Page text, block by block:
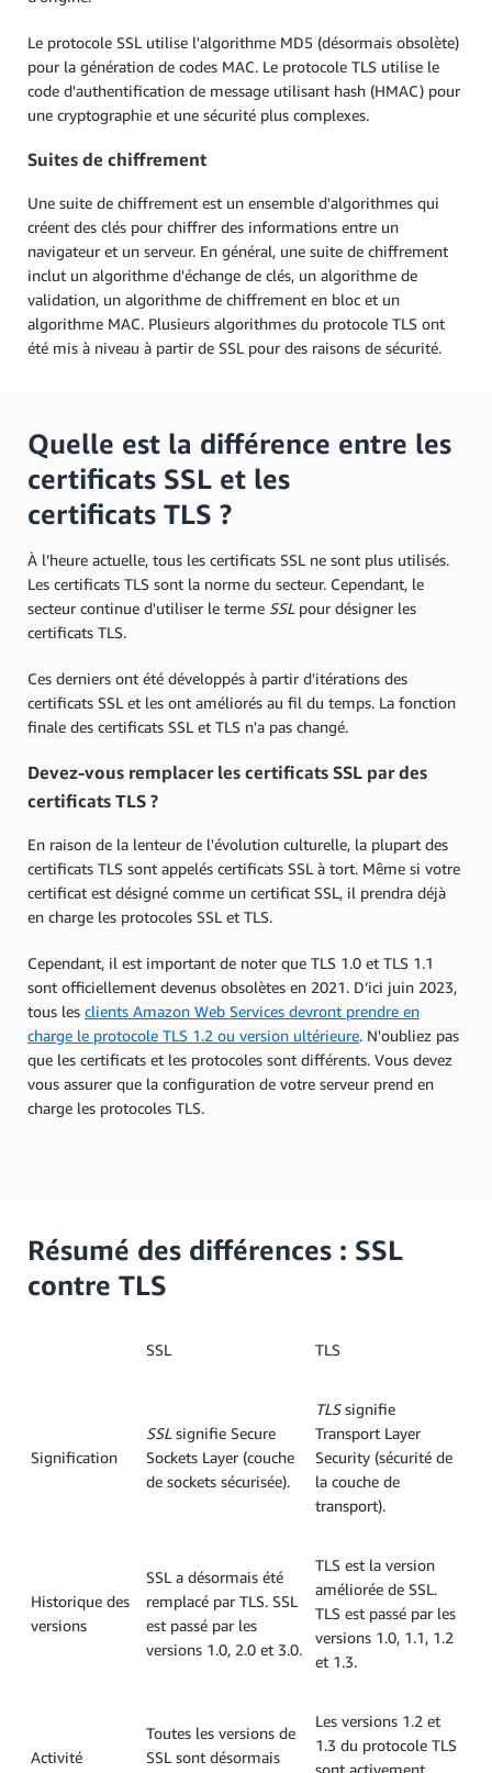
Le protocole SSL utilise l'algorithme MD5 (désormais obsolète)
pour la génération de codes MAC. Le protocole TLS utilise le
code d'authentification de message utilisant hash (HMAC) pour
une cryptographie et une sécurité plus complexes.
Suites de chiffrement
Une suite de chiffrement est un ensemble d'algorithmes qui
créent des clés pour chiffrer des informations entre un
navigateur et un serveur. En général, une suite de chiffrement
inclut un algorithme d'échange de clés, un algorithme de
validation, un algorithme de chiffrement en bloc et un
algorithme MAC. Plusieurs algorithmes du protocole TLS ont
été mis à niveau à partir de SSL pour des raisons de sécurité.
Quelle est la différence entre les
certificats SSL et les
certificats TLS ?
À l’heure actuelle, tous les certificats SSL ne sont plus utilisés.
Les certificats TLS sont la norme du secteur. Cependant, le
secteur continue d'utiliser le terme SSL pour désigner les
certificats TLS.
Ces derniers ont été développés à partir d'itérations des
certificats SSL et les ont améliorés au fil du temps. La fonction
finale des certificats SSL et TLS n'a pas changé.
Devez-vous remplacer les certificats SSL par des
certificats TLS ?
En raison de la lenteur de l'évolution culturelle, la plupart des
certificats TLS sont appelés certificats SSL à tort. Même si votre
certificat est désigné comme un certificat SSL, il prendra déjà
en charge les protocoles SSL et TLS.
Cependant, il est important de noter que TLS 1.0 et TLS 1.1
sont officiellement devenus obsolètes en 2021. D’ici juin 2023,
tous les clients Amazon Web Services devront prendre en
charge le protocole TLS 1.2 ou version ultérieure. N'oubliez pas
que les certificats et les protocoles sont différents. Vous devez
vous assurer que la configuration de votre serveur prend en
charge les protocoles TLS.
Résumé des différences : SSL
contre TLS
SSL TLS
Signification
SSL signifie Secure
Sockets Layer (couche
de sockets sécurisée).
TLSsignifie
Transport Layer
Security (sécurité de
la couche de
transport).
Historique des
versions
SSL a désormais été
remplacé par TLS. SSL
est passé par les
versions 1.0, 2.0 et 3.0.
TLS est la version
améliorée de SSL.
TLS est passé par les
versions 1.0, 1.1, 1.2
et 1.3.
Activité
Toutes les versions de
SSL sont désormais
Les versions 1.2 et
1.3 du protocole TLS
sont activement